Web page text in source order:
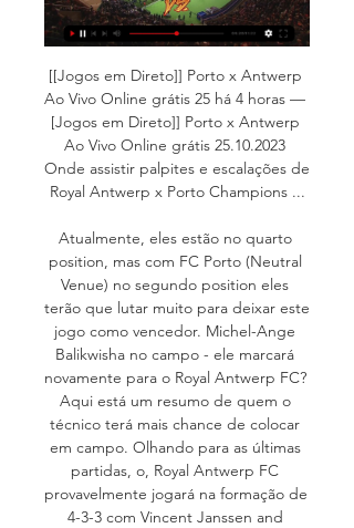
[[Jogos em Direto]] Porto x Antwerp
Ao Vivo Online grátis 25 há 4 horas —
[Jogos em Direto]] Porto x Antwerp
Ao Vivo Online grátis 25.10.2023
Onde assistir palpites e escalações de
Royal Antwerp x Porto Champions ...
Atualmente, eles estão no quarto
position, mas com FC Porto (Neutral
Venue) no segundo position eles
terão que lutar muito para deixar este
jogo como vencedor. Michel-Ange
Balikwisha no campo - ele marcará
novamente para o Royal Antwerp FC?
Aqui está um resumo de quem o
técnico terá mais chance de colocar
em campo. Olhando para as últimas
partidas, o, Royal Antwerp FC
provavelmente jogará na formação de
4-3-3 com Vincent Janssen and